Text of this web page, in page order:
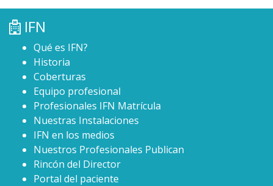
IFN
Qué es IFN?
Historia
Coberturas
Equipo profesional
Profesionales IFN Matrícula
Nuestras Instalaciones
IFN en los medios
Nuestros Profesionales Publican
Rincón del Director
Portal del paciente